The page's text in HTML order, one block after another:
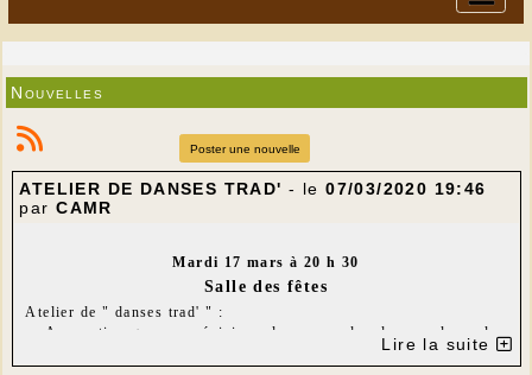
Nouvelles
Poster une nouvelle
ATELIER DE DANSES TRAD' - le07/03/2020 19:46
parCAMR
Mardi 17 mars à 20 h 30
Salle des fêtes
Atelier de " danses trad' " :
- Apprentissage ou révision des pas de danses les plus
couramment jouées dans les bals : bourrées (2 temps et 3 temps),
Lire la suite